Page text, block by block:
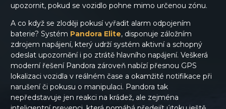
upozornit, pokud se vozidlo pohne mimo určenou zónu.
A co když se zloději pokusí vyřadit alarm odpojením
baterie? Systém Pandora Elite, disponuje záložním
zdrojem napájení, který udrží systém aktivní a schopný
odeslat upozornění i po ztrátě hlavního napájení. Veškerá
moderní řešení Pandora zároveň nabízí přesnou GPS
lokalizaci vozidla v reálném čase a okamžité notifikace při
narušení či pokusu o manipulaci. Pandora tak
nepředstavuje jen reakci na krádež, ale zejména